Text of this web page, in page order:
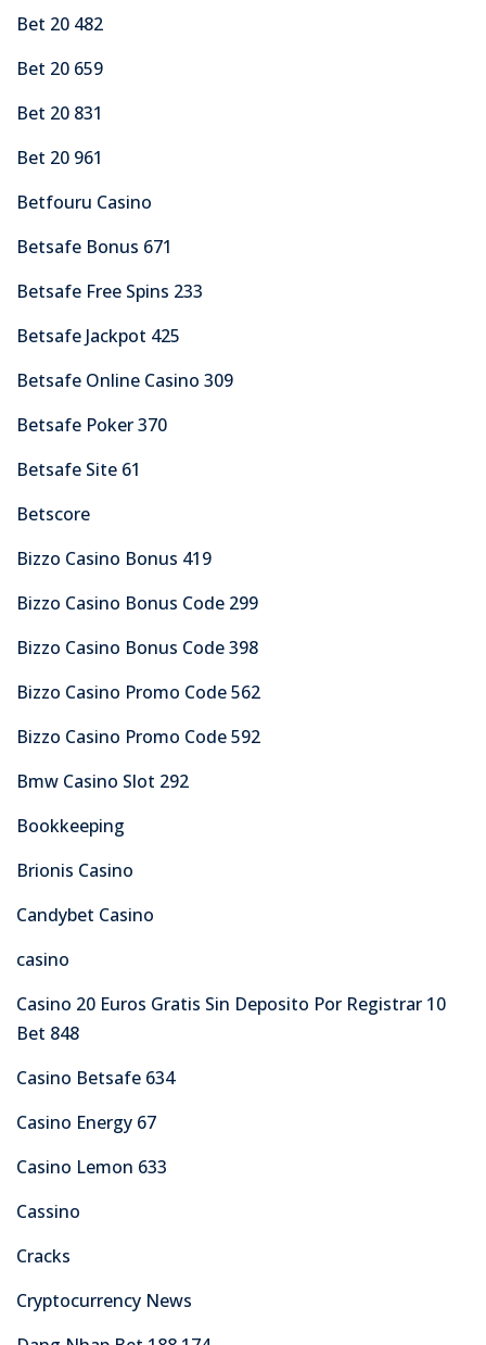
Bet 20 482
Bet 20 659
Bet 20 831
Bet 20 961
Betfouru Casino
Betsafe Bonus 671
Betsafe Free Spins 233
Betsafe Jackpot 425
Betsafe Online Casino 309
Betsafe Poker 370
Betsafe Site 61
Betscore
Bizzo Casino Bonus 419
Bizzo Casino Bonus Code 299
Bizzo Casino Bonus Code 398
Bizzo Casino Promo Code 562
Bizzo Casino Promo Code 592
Bmw Casino Slot 292
Bookkeeping
Brionis Casino
Candybet Casino
casino
Casino 20 Euros Gratis Sin Deposito Por Registrar 10
Bet 848
Casino Betsafe 634
Casino Energy 67
Casino Lemon 633
Cassino
Cracks
Cryptocurrency News